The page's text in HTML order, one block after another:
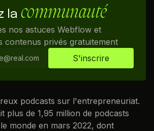
la communauté
nos astuces Webflow et
contenus privés gratuitement
podcasts sur l'entrepreneuriat.
plus de 1,95 million de podcasts
monde en mars 2022, dont